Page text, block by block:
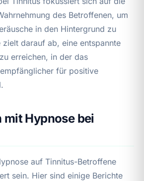
des Betroffenen, um
in den Hintergrund zu
darauf ab, eine entspannte
erreichen, in der das
für positive
mit Hypnose bei
auf Tinnitus-Betroffene
sein. Hier sind einige Berichte